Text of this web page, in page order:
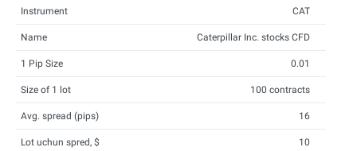
Instrument CAT
Name Caterpillar Inc. stocks CFD
1 Pip Size 0.01
Size of 1 lot 100 contracts
Avg. spread (pips) 16
Lot uchun spred, $ 10